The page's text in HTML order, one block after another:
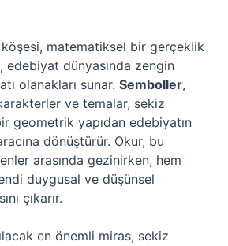
matematiksel bir gerçeklik
edebiyat dünyasında zengin
olanakları sunar. Semboller,
ve temalar, sekiz
geometrik yapıdan edebiyatın
dönüştürür. Okur, bu
arasında gezinirken, hem
duygusal ve düşünsel
çıkarır.
en önemli miras, sekiz